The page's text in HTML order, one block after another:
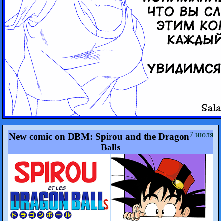
7 июля
New comic on DBM: Spirou and the Dragon
Balls